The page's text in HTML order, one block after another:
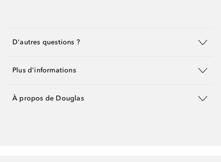
D'autres questions ?
Plus d'informations
À propos de Douglas